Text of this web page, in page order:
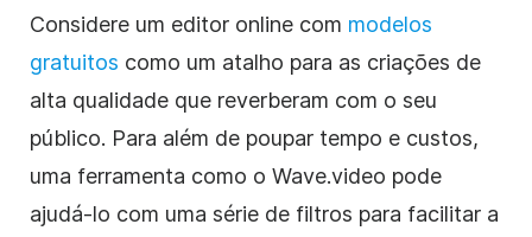
Considere um editor online com modelos
gratuitos como um atalho para as criações de
alta qualidade que reverberam com o seu
público. Para além de poupar tempo e custos,
uma ferramenta como o Wave.video pode
ajudá-lo com uma série de filtros para facilitar a